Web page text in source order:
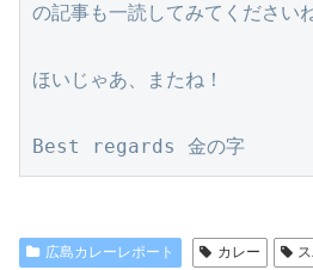
の記事も一読してみてくださいね
ほいじゃあ、またね！
Best regards 金の字
広島カレーレポート カレー